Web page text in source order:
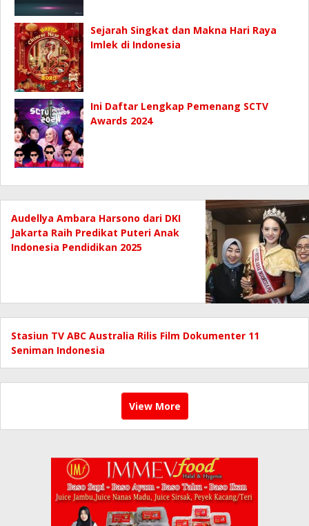
Sejarah Singkat dan Makna Hari Raya
Imlek di Indonesia
Ini Daftar Lengkap Pemenang SCTV
Awards 2024
Audellya Ambara Harsono dari DKI
Jakarta Raih Predikat Puteri Anak
Indonesia Pendidikan 2025
Stasiun TV ABC Australia Rilis Film Dokumenter 11
Seniman Indonesia
View More